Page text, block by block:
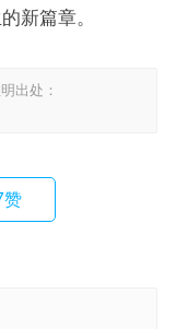
新篇章。
出处：
赞